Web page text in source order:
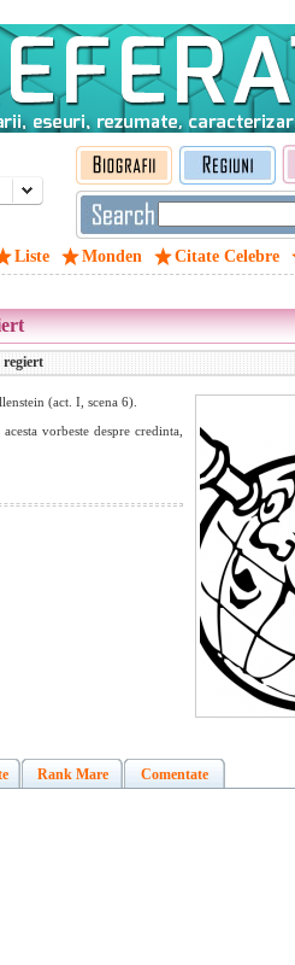
Liste Monden Citate Celebre
regiert
(act. I, scena 6).
vorbeste despre credinta,
Rank Mare Comentate